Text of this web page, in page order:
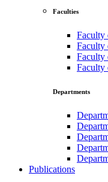
Faculties
Faculty
Faculty
Faculty
Faculty
Departments
Publications